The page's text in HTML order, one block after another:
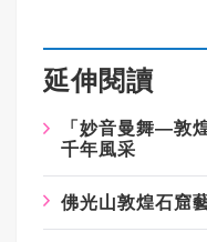
延伸閱讀
「妙音曼舞—敦
千年風采
佛光山敦煌石窟